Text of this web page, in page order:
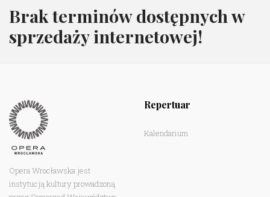
Brak terminów dostępnych w
sprzedaży internetowej!
Opera Wrocławska jest
instytucją kultury prowadzoną
Repertuar
Kalendarium